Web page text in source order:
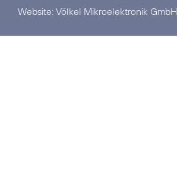
Website: Völkel Mikroelektronik GmbH